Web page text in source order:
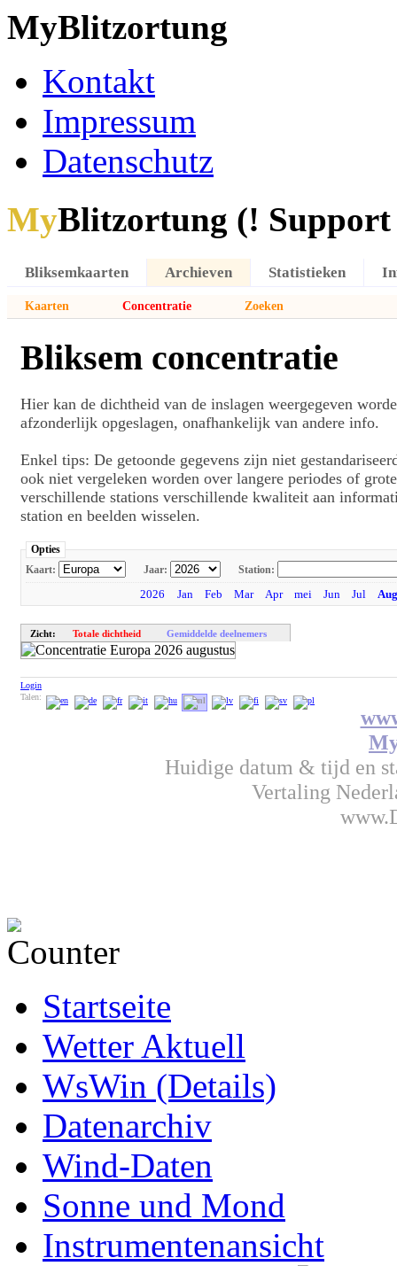
MyBlitzortung
Kontakt
Impressum
Datenschutz
MyBlitzortung (! Support
Bliksemkaarten Archieven Statistieken
Kaarten Concentratie Zoeken
Bliksem concentratie
Hier kan de dichtheid van de inslagen weergegeven
afzonderlijk opgeslagen, onafhankelijk van andere info.
Enkel tips: De getoonde gegevens zijn niet
ook niet vergeleken worden over langere periodes of
verschillende stations verschillende kwaliteit aan
station en beelden wisselen.
Opties
Kaart:
Jaar: Station:
2026 Jan Feb Mar Apr mei Jun Jul Aug
Zicht: Totale dichtheid Gemiddelde deelnemers
Login
Talen:
Huidige datum & tijd en
Vertaling
Startseite
Wetter Aktuell
WsWin (Details)
Datenarchiv
Wind-Daten
Sonne und Mond
Instrumentenansicht